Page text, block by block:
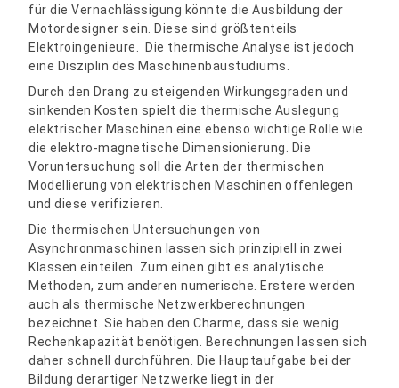
für die Vernachlässigung könnte die Ausbildung der
Motordesigner sein. Diese sind größtenteils
Elektroingenieure. Die thermische Analyse ist jedoch
eine Disziplin des Maschinenbaustudiums.
Durch den Drang zu steigenden Wirkungsgraden und
sinkenden Kosten spielt die thermische Auslegung
elektrischer Maschinen eine ebenso wichtige Rolle wie
die elektro-magnetische Dimensionierung. Die
Voruntersuchung soll die Arten der thermischen
Modellierung von elektrischen Maschinen offenlegen
und diese verifizieren.
Die thermischen Untersuchungen von
Asynchronmaschinen lassen sich prinzipiell in zwei
Klassen einteilen. Zum einen gibt es analytische
Methoden, zum anderen numerische. Erstere werden
auch als thermische Netzwerkberechnungen
bezeichnet. Sie haben den Charme, dass sie wenig
Rechenkapazität benötigen. Berechnungen lassen sich
daher schnell durchführen. Die Hauptaufgabe bei der
Bildung derartiger Netzwerke liegt in der